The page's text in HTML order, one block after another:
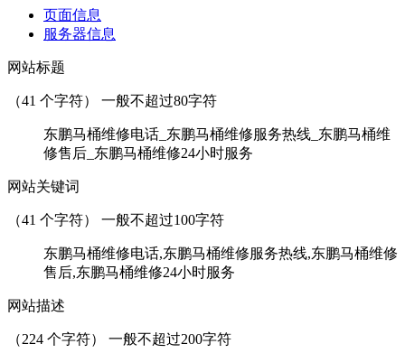
页面信息
服务器信息
网站标题
（41 个字符） 一般不超过80字符
东鹏马桶维修电话_东鹏马桶维修服务热线_东鹏马桶维
修售后_东鹏马桶维修24小时服务
网站关键词
（41 个字符） 一般不超过100字符
东鹏马桶维修电话,东鹏马桶维修服务热线,东鹏马桶维修
售后,东鹏马桶维修24小时服务
网站描述
（224 个字符） 一般不超过200字符